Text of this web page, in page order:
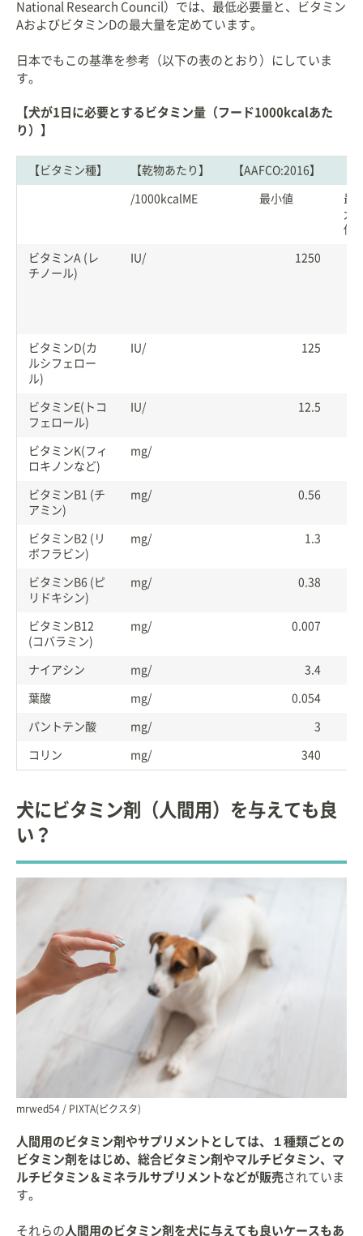
National Research Council）では、最低必要量と、ビタミン
AおよびビタミンDの最大量を定めています。
日本でもこの基準を参考（以下の表のとおり）にしていま
す。
【犬が1日に必要とするビタミン量（フード1000kcalあた
り）】
【ビタミン種】 【乾物あたり】 【AAFCO:2016】
/1000kcalME 最小値
最
大
値
ビタミンA (レ
チノール)
IU/ 1250
ビタミンD(カ
ルシフェロー
ル)
IU/ 125
ビタミンE(トコ
フェロール)
IU/ 12.5
ビタミンK(フィ
ロキノンなど)
mg/
ビタミンB1 (チ
アミン)
mg/ 0.56
ビタミンB2 (リ
ボフラビン)
mg/ 1.3
ビタミンB6 (ピ
リドキシン)
mg/ 0.38
ビタミンB12
(コバラミン)
mg/ 0.007
ナイアシン mg/ 3.4
葉酸 mg/ 0.054
パントテン酸 mg/ 3
コリン mg/ 340
犬にビタミン剤（人間用）を与えても良
い？
mrwed54 / PIXTA(ピクスタ)
人間用のビタミン剤やサプリメントとしては、１種類ごとの
ビタミン剤をはじめ、総合ビタミン剤やマルチビタミン、マ
ルチビタミン＆ミネラルサプリメントなどが販売 されていま
す。
それらの 人間用のビタミン剤を犬に与えても良いケースもあ